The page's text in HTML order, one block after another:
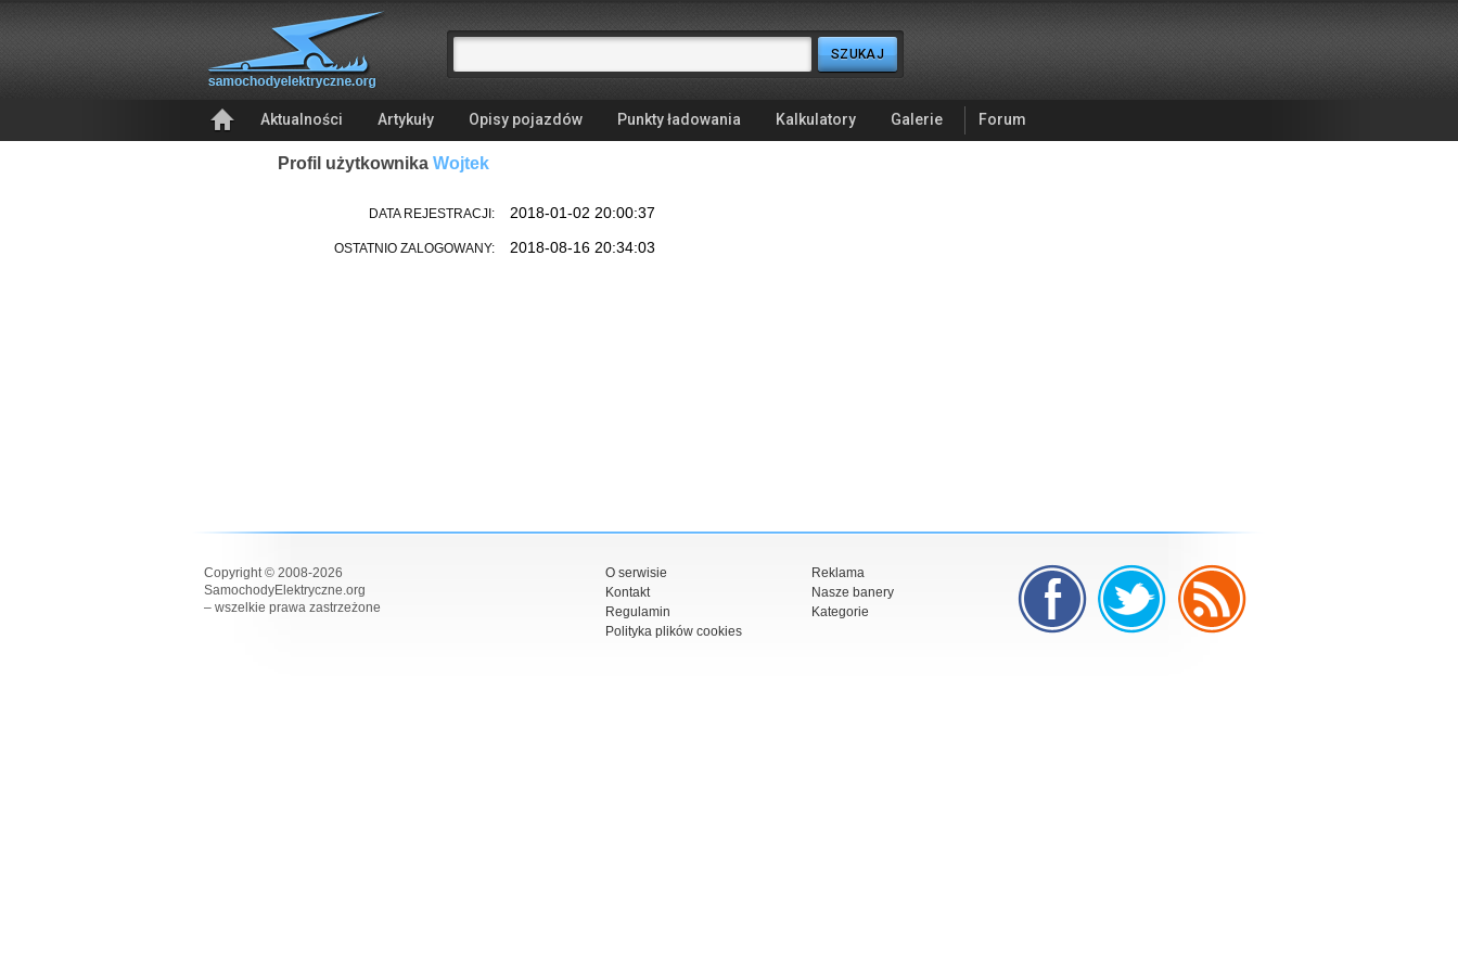
Aktualności Artykuły Opisy pojazdów Punkty ładowania Kalkulatory Galerie Forum
Profil użytkownika Wojtek
DATA REJESTRACJI: 2018-01-02 20:00:37
OSTATNIO ZALOGOWANY: 2018-08-16 20:34:03
Copyright © 2008-2026
SamochodyElektryczne.org
– wszelkie prawa zastrzeżone
O serwisie
Kontakt
Regulamin
Polityka plików cookies
Reklama
Nasze banery
Kategorie